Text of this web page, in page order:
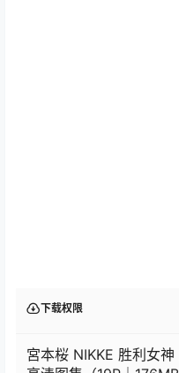
下载权限
宮本桜 NIKKE 胜利女